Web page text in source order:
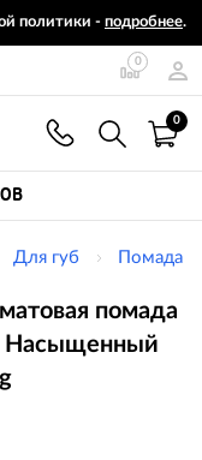
политики - подробнее.
0
0
Для губ Помада
помада
Насыщенный